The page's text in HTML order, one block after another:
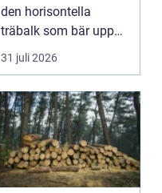
den horisontella
träbalk som bär upp
väggarna mot pla...
31 juli 2026